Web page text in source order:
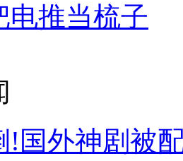
车逃窜
电推当梳子
!国外神剧被